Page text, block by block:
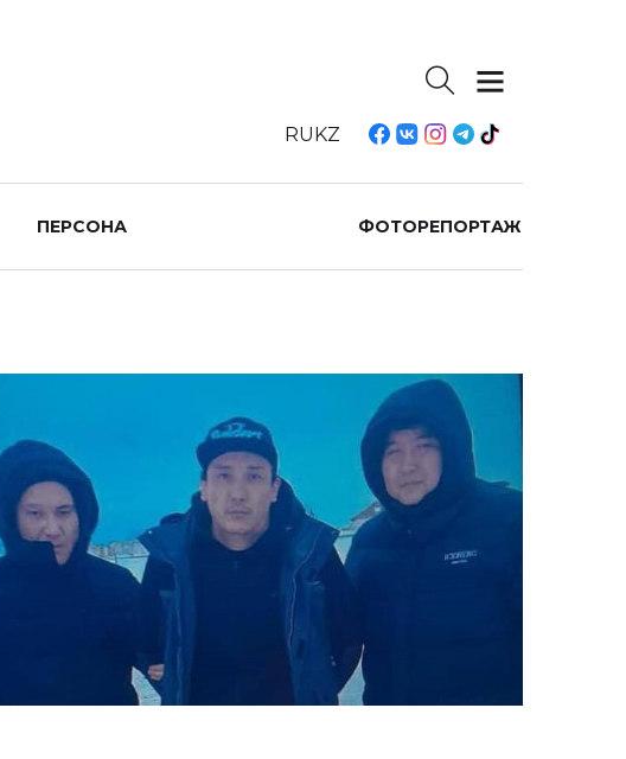
RUKZ
ПЕРСОНА ФОТОРЕПОРТАЖ